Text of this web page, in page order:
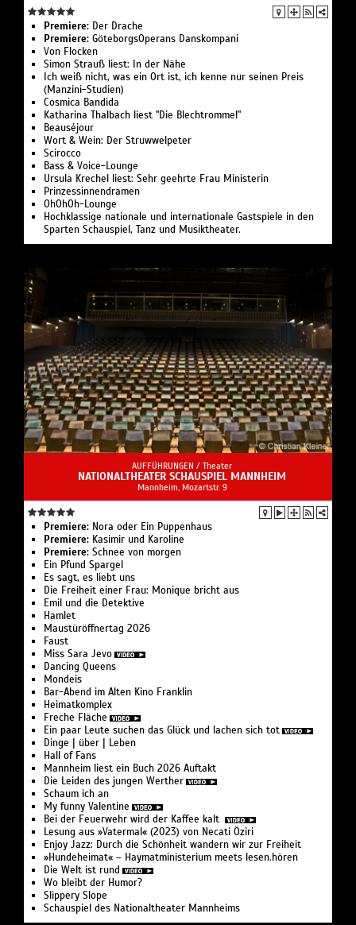
Premiere: Der Drache
Premiere: GöteborgsOperans Danskompani
Von Flocken
Simon Strauß liest: In der Nähe
Ich weiß nicht, was ein Ort ist, ich kenne nur seinen Preis
(Manzini-Studien)
Cosmica Bandida
Katharina Thalbach liest "Die Blechtrommel"
Beauséjour
Wort & Wein: Der Struwwelpeter
Scirocco
Bass & Voice-Lounge
Ursula Krechel liest: Sehr geehrte Frau Ministerin
Prinzessinnendramen
OhOhOh-Lounge
Hochklassige nationale und internationale Gastspiele in den
Sparten Schauspiel, Tanz und Musiktheater.
AUFFÜHRUNGEN / Theater
NATIONALTHEATER SCHAUSPIEL MANNHEIM
Mannheim, Mozartstr. 9
Premiere: Nora oder Ein Puppenhaus
Premiere: Kasimir und Karoline
Premiere: Schnee von morgen
Ein Pfund Spargel
Es sagt, es liebt uns
Die Freiheit einer Frau: Monique bricht aus
Emil und die Detektive
Hamlet
Maustüröffnertag 2026
Faust
Miss Sara Jevo
Dancing Queens
Mondeis
Bar-Abend im Alten Kino Franklin
Heimatkomplex
Freche Fläche
Ein paar Leute suchen das Glück und lachen sich tot
Dinge | über | Leben
Hall of Fans
Mannheim liest ein Buch 2026 Auftakt
Die Leiden des jungen Werther
Schaum ich an
My funny Valentine
Bei der Feuer­wehr wird der Kaffee kalt
Lesung aus »Vatermal« (2023) von Necati Öziri
Enjoy Jazz: Durch die Schönheit wandern wir zur Freiheit
»Hundeheimat« – Haymat­ministerium meets lesen.hören
Die Welt ist rund
Wo bleibt der Humor?
Slippery Slope
Schauspiel des Nationaltheater Mannheims